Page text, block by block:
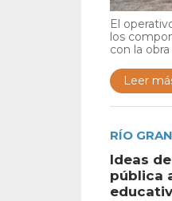
El
los
con la
Leer
RÍO
Ideas
pública